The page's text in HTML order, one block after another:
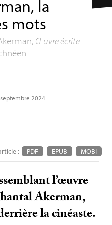
la
mots
Œuvre écrite
2024
: PDF EPUB MOBI
l’œuvre
Akerman,
la cinéaste.